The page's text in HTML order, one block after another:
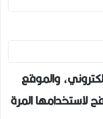
والموقع
لاستخدامها المرة